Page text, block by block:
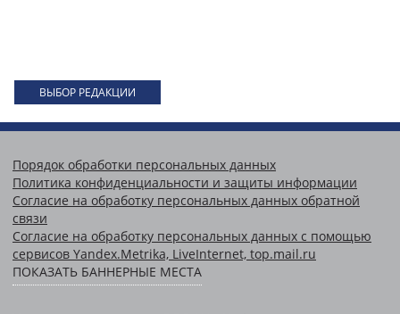
ВЫБОР РЕДАКЦИИ
Порядок обработки персональных данных
Политика конфиденциальности и защиты информации
Согласие на обработку персональных данных обратной
связи
Согласие на обработку персональных данных с помощью
сервисов Yandex.Metrika, LiveInternet, top.mail.ru
ПОКАЗАТЬ БАННЕРНЫЕ МЕСТА